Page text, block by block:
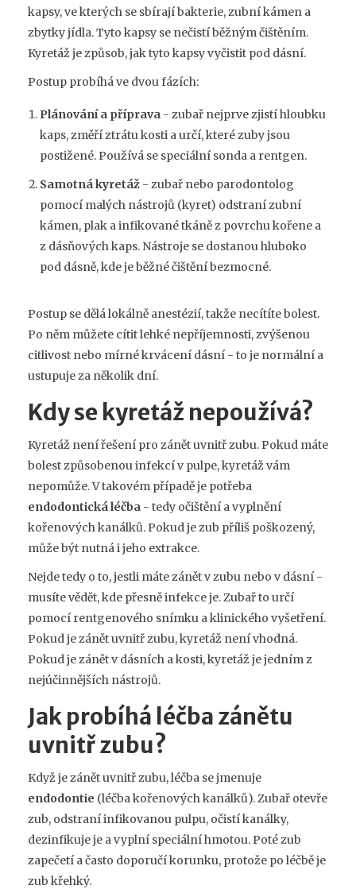
kapsy, ve kterých se sbírají bakterie, zubní kámen a
zbytky jídla. Tyto kapsy se nečistí běžným čištěním.
Kyretáž je způsob, jak tyto kapsy vyčistit pod dásní.
Postup probíhá ve dvou fázích:
Plánování a příprava - zubař nejprve zjistí hloubku
kaps, změří ztrátu kosti a určí, které zuby jsou
postižené. Používá se speciální sonda a rentgen.
Samotná kyretáž - zubař nebo parodontolog
pomocí malých nástrojů (kyret) odstraní zubní
kámen, plak a infikované tkáně z povrchu kořene a
z dásňových kaps. Nástroje se dostanou hluboko
pod dásně, kde je běžné čištění bezmocné.
Postup se dělá lokálně anestézií, takže necítíte bolest.
Po něm můžete cítit lehké nepříjemnosti, zvýšenou
citlivost nebo mírné krvácení dásní - to je normální a
ustupuje za několik dní.
Kdy se kyretáž nepoužívá?
Kyretáž není řešení pro zánět uvnitř zubu. Pokud máte
bolest způsobenou infekcí v pulpe, kyretáž vám
nepomůže. V takovém případě je potřeba
endodontická léčba - tedy očištění a vyplnění
kořenových kanálků. Pokud je zub příliš poškozený,
může být nutná i jeho extrakce.
Nejde tedy o to, jestli máte zánět v zubu nebo v dásní -
musíte vědět, kde přesně infekce je. Zubař to určí
pomocí rentgenového snímku a klinického vyšetření.
Pokud je zánět uvnitř zubu, kyretáž není vhodná.
Pokud je zánět v dásních a kosti, kyretáž je jedním z
nejúčinnějších nástrojů.
Jak probíhá léčba zánětu
uvnitř zubu?
Když je zánět uvnitř zubu, léčba se jmenuje
endodontie (léčba kořenových kanálků). Zubař otevře
zub, odstraní infikovanou pulpu, očistí kanálky,
dezinfikuje je a vyplní speciální hmotou. Poté zub
zapečetí a často doporučí korunku, protože po léčbě je
zub křehký.